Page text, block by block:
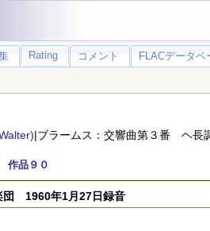
Rating コメント FLACデータベ
|ブラームス：交響曲第３番 ヘ長
作品９０
団 1960年1月27日録音